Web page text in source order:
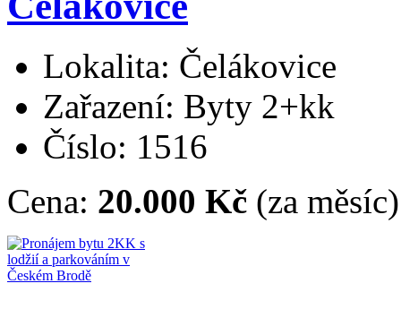
Lokalita: Čelákovice
Zařazení: Byty 2+kk
Číslo: 1516
Cena: 20.000 Kč (za měsíc)